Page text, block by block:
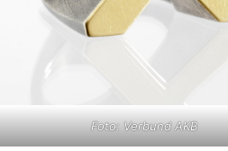
Foto: Verbund AKB